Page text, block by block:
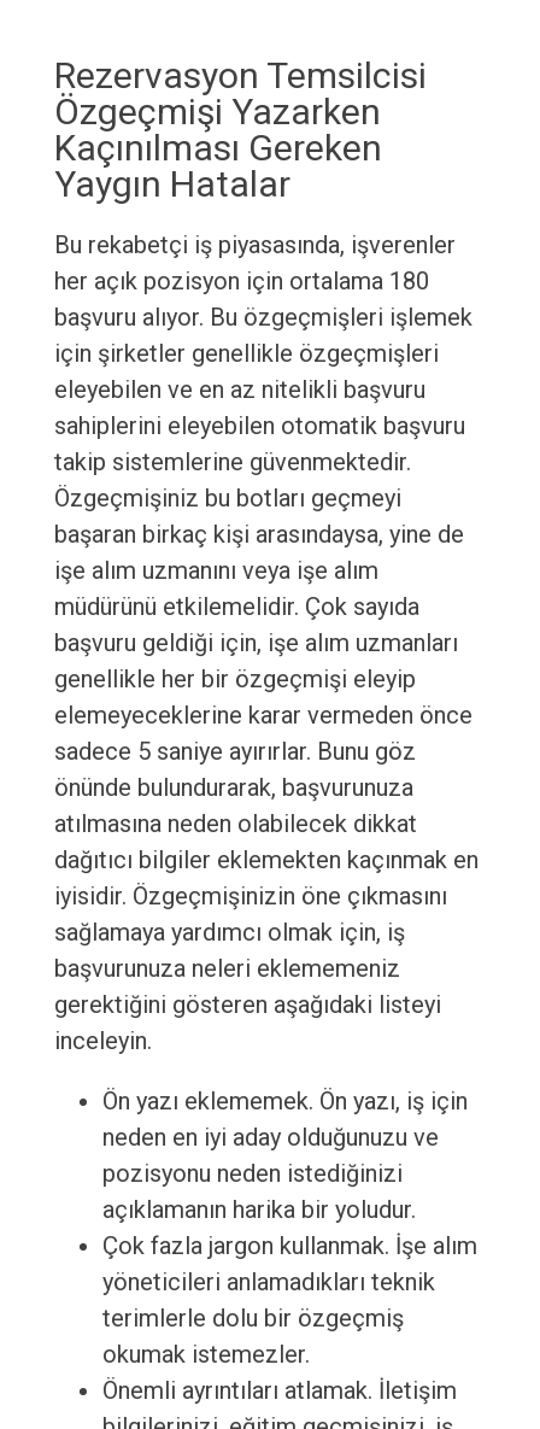
Rezervasyon Temsilcisi
Özgeçmişi Yazarken
Kaçınılması Gereken
Yaygın Hatalar
Bu rekabetçi iş piyasasında, işverenler
her açık pozisyon için ortalama 180
başvuru alıyor. Bu özgeçmişleri işlemek
için şirketler genellikle özgeçmişleri
eleyebilen ve en az nitelikli başvuru
sahiplerini eleyebilen otomatik başvuru
takip sistemlerine güvenmektedir.
Özgeçmişiniz bu botları geçmeyi
başaran birkaç kişi arasındaysa, yine de
işe alım uzmanını veya işe alım
müdürünü etkilemelidir. Çok sayıda
başvuru geldiği için, işe alım uzmanları
genellikle her bir özgeçmişi eleyip
elemeyeceklerine karar vermeden önce
sadece 5 saniye ayırırlar. Bunu göz
önünde bulundurarak, başvurunuza
atılmasına neden olabilecek dikkat
dağıtıcı bilgiler eklemekten kaçınmak en
iyisidir. Özgeçmişinizin öne çıkmasını
sağlamaya yardımcı olmak için, iş
başvurunuza neleri eklememeniz
gerektiğini gösteren aşağıdaki listeyi
inceleyin.
Ön yazı eklememek. Ön yazı, iş için
neden en iyi aday olduğunuzu ve
pozisyonu neden istediğinizi
açıklamanın harika bir yoludur.
Çok fazla jargon kullanmak. İşe alım
yöneticileri anlamadıkları teknik
terimlerle dolu bir özgeçmiş
okumak istemezler.
Önemli ayrıntıları atlamak. İletişim